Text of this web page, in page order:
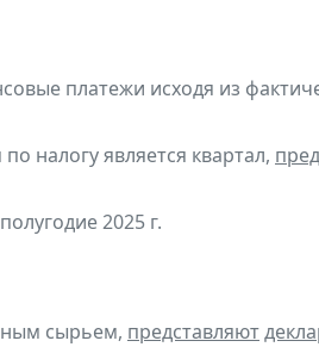
платежи исходя из
налогу является квартал,
2025 г.
сырьем, представляют